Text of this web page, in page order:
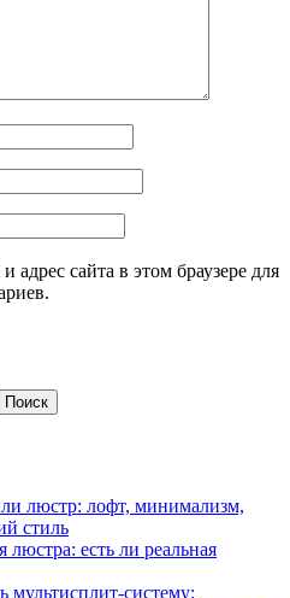
адрес сайта в этом браузере для
Поиск
люстр: лофт, минимализм,
стиль
есть ли реальная
мультисплит-систему: